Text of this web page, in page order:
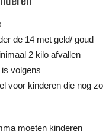
de 14 met geld/ goud
2 kilo afvallen
volgens
voor kinderen die nog zo
moeten kinderen